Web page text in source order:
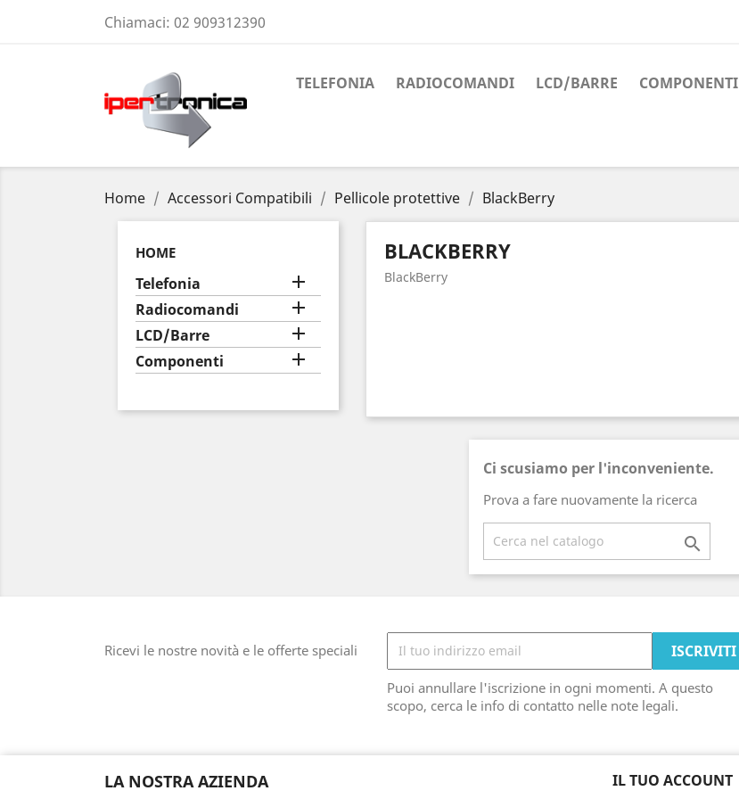
Chiamaci: 02 909312390
TELEFONIA RADIOCOMANDI LCD/BARRE COMPONENTI
Home Accessori Compatibili Pellicole protettive BlackBerry
HOME
Telefonia 
Radiocomandi 
LCD/Barre 
Componenti 
BLACKBERRY
BlackBerry
Ci scusiamo per l'inconveniente.
Prova a fare nuovamente la ricerca

Ricevi le nostre novità e le offerte speciali
Puoi annullare l'iscrizione in ogni momenti. A questo
scopo, cerca le info di contatto nelle note legali.
LA NOSTRA AZIENDA IL TUO ACCOUNT